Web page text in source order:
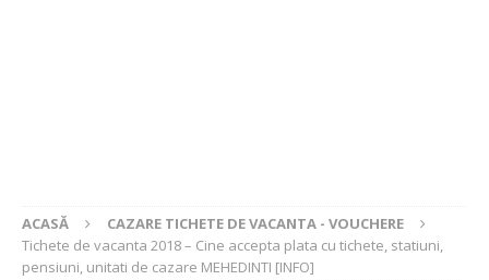
ACASĂ
CAZARE TICHETE DE VACANTA - VOUCHERE
Tichete de vacanta 2018 – Cine accepta plata cu tichete, statiuni,
pensiuni, unitati de cazare MEHEDINTI [INFO]